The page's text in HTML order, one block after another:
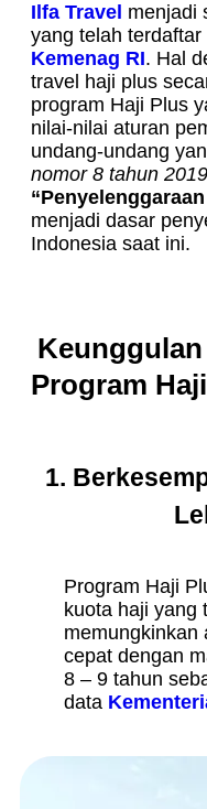
Ilfa Travel menjadi
yang telah
Kemenag RI. Hal
travel haji plus
program Haji Plus
nilai-nilai aturan
undang-undang
nomor 8 tahun
menjadi dasar
Indonesia saat ini.
Program
1.
Program Haji
kuota haji yang
memungkinkan
cepat dengan
8 – 9 tahun
data